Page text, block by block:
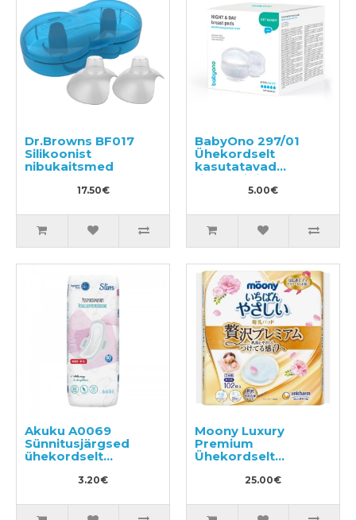
Dr.Browns BF017
Silikoonist
nibukaitsmed
17.50€
BabyOno 297/01
Ühekordselt
kasutatavad
rinnahoidja
padjakesed 40tk
5.00€
Akuku A0069
Sünnitusjärgsed
ühekordselt
sidemed3.20€
Moony Luxury
Premium
Ühekordselt
rinnapadjakesed
25.00€